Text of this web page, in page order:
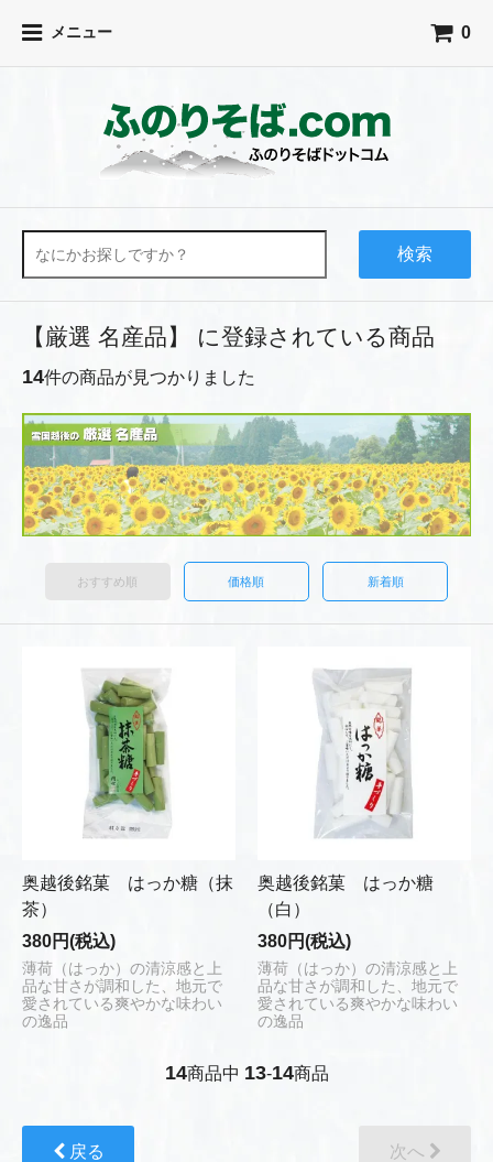
メニュー 0
検索
【厳選 名産品】 に登録されている商品
14件の商品が見つかりました
おすすめ順 価格順 新着順
奥越後銘菓 はっか糖（抹
茶）
380円(税込)
薄荷（はっか）の清涼感と上
品な甘さが調和した、地元で
愛されている爽やかな味わい
の逸品
奥越後銘菓 はっか糖
（白）
380円(税込)
薄荷（はっか）の清涼感と上
品な甘さが調和した、地元で
愛されている爽やかな味わい
の逸品
14商品中 13-14商品
戻る 次へ